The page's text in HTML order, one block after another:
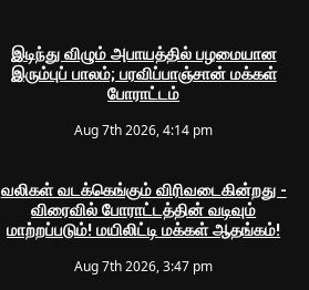
இடிந்து விழும் அபாயத்தில் பழமையான
இரும்புப் பாலம்; பரவிப்பாஞ்சான் மக்கள்
போராட்டம்
Aug 7th 2026, 4:14 pm
வலிகள் வடக்கெங்கும் விரிவடைகின்றது -
விரைவில் போராட்டத்தின் வடிவும்
மாற்றப்படும்! மயிலிட்டி மக்கள் ஆதங்கம்!
Aug 7th 2026, 3:47 pm